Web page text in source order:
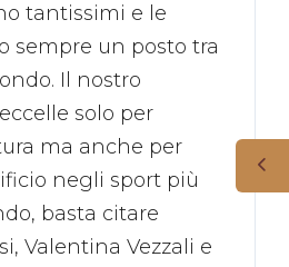
tantissimi e le
sempre un posto tra
Il nostro
solo per
ma anche per
negli sport più
basta citare
Valentina Vezzali e